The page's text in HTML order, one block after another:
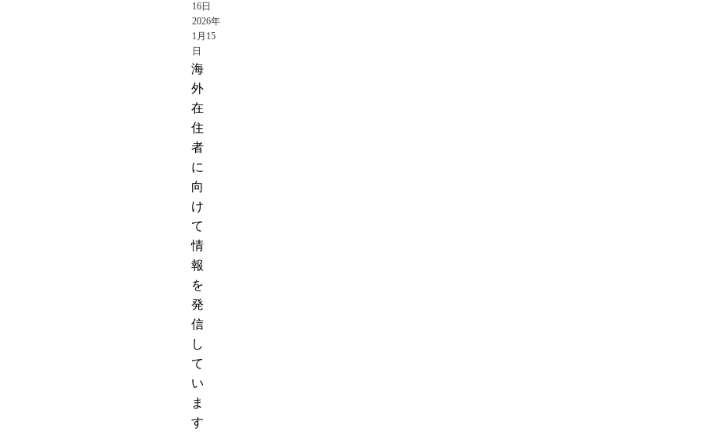
16日
2026年
1月15
日
海
外
在
住
者
に
向
け
て
情
報
を
発
信
し
て
い
ま
す